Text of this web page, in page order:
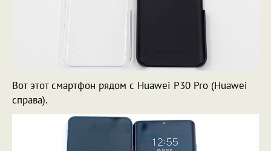
Вот этот смартфон рядом с Huawei P30 Pro (Huawei
справа).